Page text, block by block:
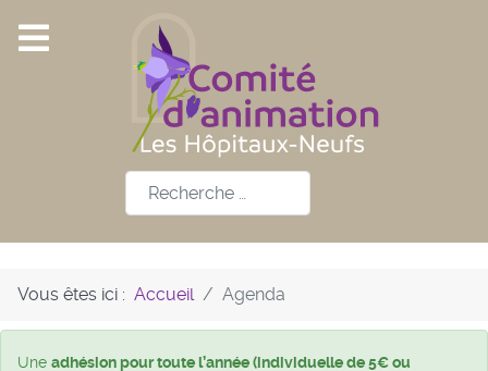
Rechercher
Vous êtes ici : Accueil Agenda
Une adhésion pour toute l’année (individuelle de 5€ ou